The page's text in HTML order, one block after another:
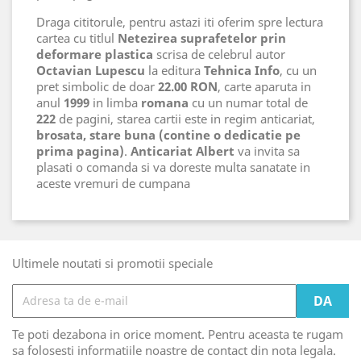
Draga cititorule, pentru astazi iti oferim spre lectura
cartea cu titlul Netezirea suprafetelor prin
deformare plastica scrisa de celebrul autor
Octavian Lupescu la editura Tehnica Info, cu un
pret simbolic de doar 22.00 RON, carte aparuta in
anul 1999 in limba romana cu un numar total de
222 de pagini, starea cartii este in regim anticariat,
brosata, stare buna (contine o dedicatie pe
prima pagina). Anticariat Albert va invita sa
plasati o comanda si va doreste multa sanatate in
aceste vremuri de cumpana
Ultimele noutati si promotii speciale
Te poti dezabona in orice moment. Pentru aceasta te rugam
sa folosesti informatiile noastre de contact din nota legala.